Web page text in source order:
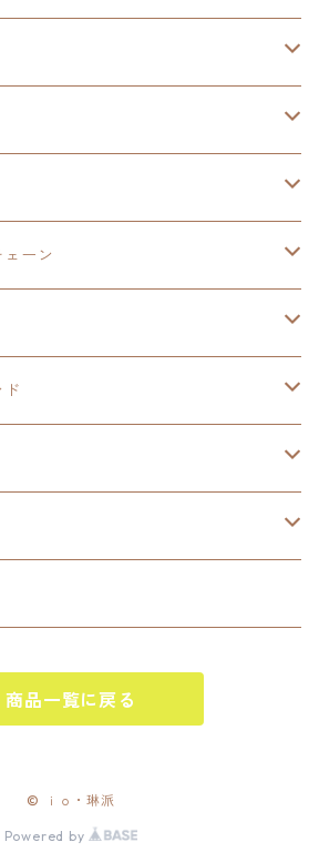
タンド
ーン
商品一覧に戻る
© ｉｏ・琳派
Powered by